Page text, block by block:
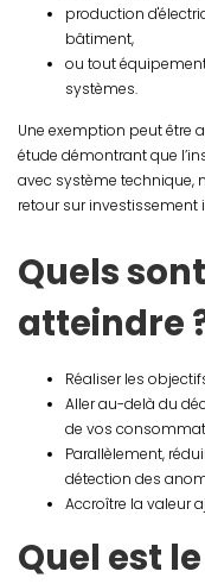
production
bâtiment,
ou tout
systèmes.
Une exemption peut être
étude démontrant que
avec système technique,
retour sur investissement
Quels
atteindre
Réaliser les
Aller au-delà du
de vos
Parallèlement,
détection des
Accroître la valeur
Quel est